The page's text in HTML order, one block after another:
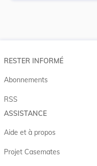
RESTER INFORMÉ
Abonnements
RSS
ASSISTANCE
Aide et à propos
Projet Casemates